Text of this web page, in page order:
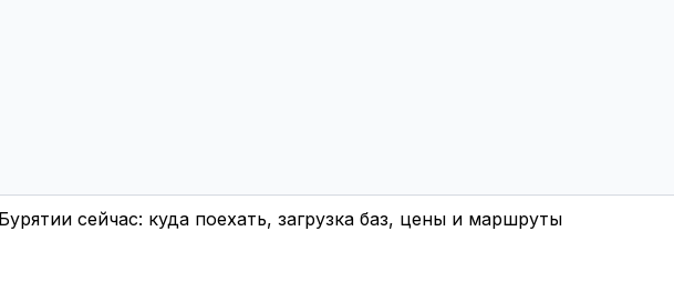
сейчас: куда поехать, загрузка баз, цены и маршруты